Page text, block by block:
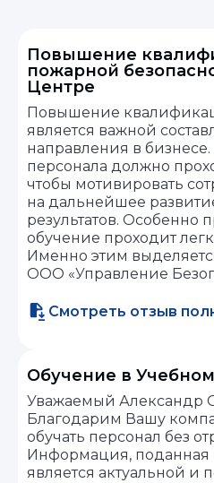
Повышение
пожарной
Центре
Повышение
является важной
направления в
персонала должно
чтобы мотивировать
на дальнейшее
результатов. Особенно
обучение проходит
Именно этим
ООО «Управление
Смотреть отзыв
Обучение в
Уважаемый Александр
Благодарим Вашу
обучать персонал без
Информация, поданная
является актуальной и